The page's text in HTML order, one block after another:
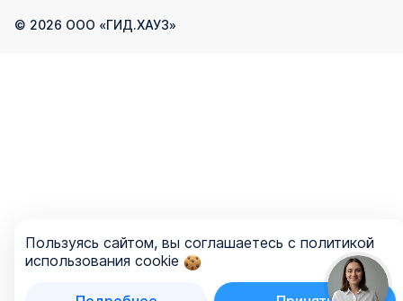
© 2026 ООО «ГИД.ХАУЗ»
Пользуясь сайтом, вы соглашаетесь с политикой
использования cookie